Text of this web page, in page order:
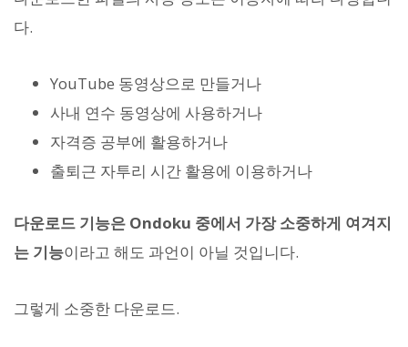
다.
YouTube 동영상으로 만들거나
사내 연수 동영상에 사용하거나
자격증 공부에 활용하거나
출퇴근 자투리 시간 활용에 이용하거나
다운로드 기능은 Ondoku 중에서 가장 소중하게 여겨지
는 기능이라고 해도 과언이 아닐 것입니다.
그렇게 소중한 다운로드.